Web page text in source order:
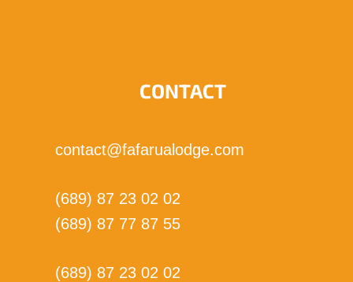
CONTACT
contact@fafarualodge.com
(689) 87 23 02 02
(689) 87 77 87 55
(689) 87 23 02 02